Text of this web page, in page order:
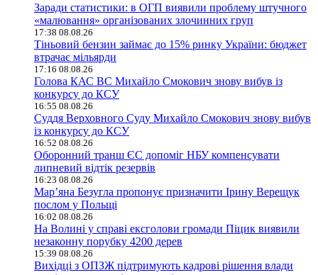
Заради статистики: в ОГП виявили проблему штучного
«малювання» організованих злочинних груп
17:38 08.08.26
Тіньовий бензин займає до 15% ринку України: бюджет
втрачає мільярди
17:16 08.08.26
Голова КАС ВС Михайло Смокович знову вибув із
конкурсу до КСУ
16:55 08.08.26
Суддя Верховного Суду Михайло Смокович знову вибув
із конкурсу до КСУ
16:52 08.08.26
Оборонний транш ЄС допоміг НБУ компенсувати
липневий відтік резервів
16:23 08.08.26
Мар’яна Безугла пропонує призначити Ірину Верещук
послом у Польщі
16:02 08.08.26
На Волині у справі ексголови громади Піцик виявили
незаконну порубку 4200 дерев
15:39 08.08.26
Вихідці з ОПЗЖ підтримують кадрові рішення влади